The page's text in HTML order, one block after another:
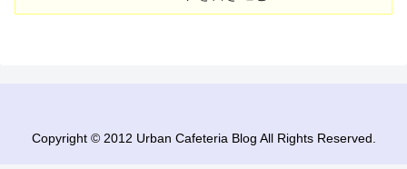
Copyright © 2012 Urban Cafeteria Blog All Rights Reserved.